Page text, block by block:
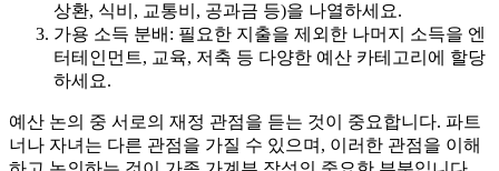
상환, 식비, 교통비, 공과금 등)을 나열하세요.
가용 소득 분배: 필요한 지출을 제외한 나머지 소득을 엔
터테인먼트, 교육, 저축 등 다양한 예산 카테고리에 할당
하세요.
예산 논의 중 서로의 재정 관점을 듣는 것이 중요합니다. 파트
너나 자녀는 다른 관점을 가질 수 있으며, 이러한 관점을 이해